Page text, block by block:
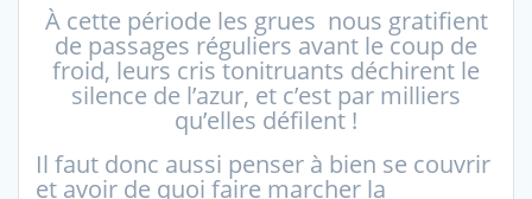
À cette période les grues nous gratifient
de passages réguliers avant le coup de
froid, leurs cris tonitruants déchirent le
silence de l’azur, et c’est par milliers
qu’elles défilent !
Il faut donc aussi penser à bien se couvrir
et avoir de quoi faire marcher la